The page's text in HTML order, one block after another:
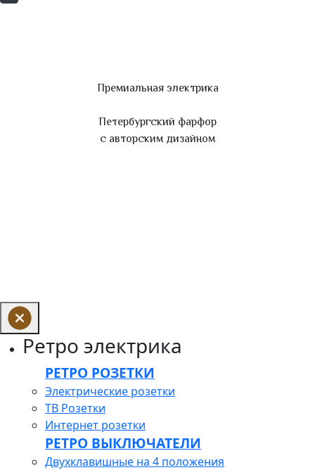
Премиальная электрика
Петербургский фарфор
с авторским дизайном
Ретро электрика
РЕТРО РОЗЕТКИ
Электрические розетки
ТВ Розетки
Интернет розетки
РЕТРО ВЫКЛЮЧАТЕЛИ
Двухклавишные на 4 положения